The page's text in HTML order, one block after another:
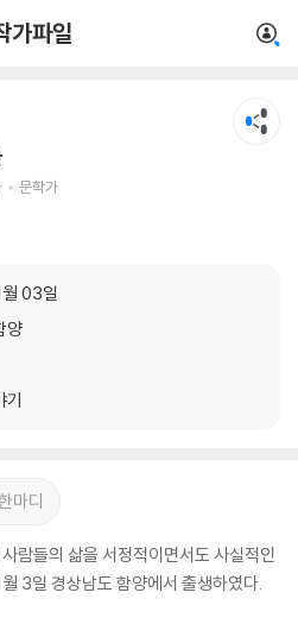
가파일
문학가
03일
양
기
마디
람들의 삶을 서정적이면서도 사실적인
3일 경상남도 함양에서 출생하였다.